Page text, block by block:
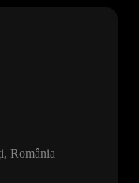
România